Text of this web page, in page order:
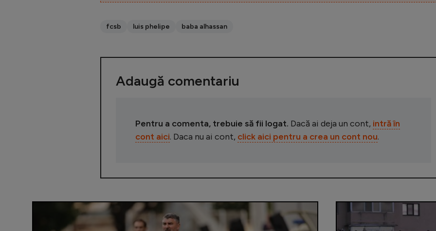
fcsb luis phelipe baba alhassan
Adaugă comentariu
Pentru a comenta, trebuie să fii logat. Dacă ai deja un cont, intră în
cont aici. Daca nu ai cont, click aici pentru a crea un cont nou.